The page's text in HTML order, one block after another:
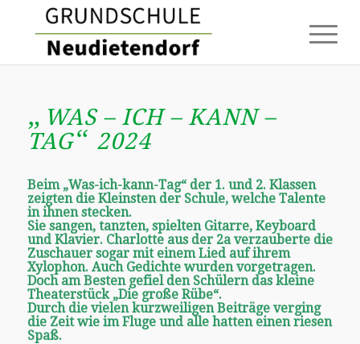
„ WAS – ICH – KANN –
TAG“ 2024
Beim „Was-ich-kann-Tag“ der 1. und 2. Klassen
zeigten die Kleinsten der Schule, welche Talente
in ihnen stecken.
Sie sangen, tanzten, spielten Gitarre, Keyboard
und Klavier. Charlotte aus der 2a verzauberte die
Zuschauer sogar mit einem Lied auf ihrem
Xylophon. Auch Gedichte wurden vorgetragen.
Doch am Besten gefiel den Schülern das kleine
Theaterstück „Die große Rübe“.
Durch die vielen kurzweiligen Beiträge verging
die Zeit wie im Fluge und alle hatten einen riesen
Spaß.